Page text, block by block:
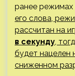
ранее режимах
его слова,
рассчитан на
в секунду,
будет нацелен
сниженном